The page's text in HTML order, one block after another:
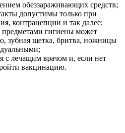
обеззараживающих средств;
допустимы только при
контрацепции и так далее;
гигиены может
зубная щетка, бритва, ножницы
с лечащим врачом и, если нет
вакцинацию.